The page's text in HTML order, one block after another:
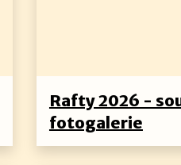
Rafty 2026 -
fotogalerie